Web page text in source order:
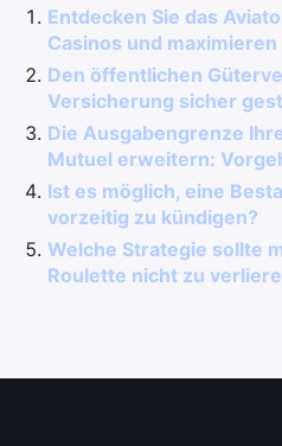
Entdecken Sie das
Casinos und
Den öffentlichen
Versicherung sicher
Die Ausgabengrenze
Mutuel erweitern:
Ist es möglich, eine
vorzeitig zu kündigen?
Welche Strategie sollte
Roulette nicht zu